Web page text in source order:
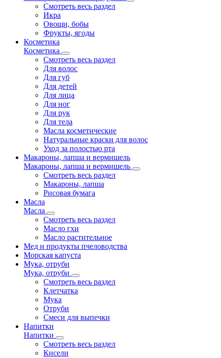
Смотреть весь раздел
Икра
Овощи, бобы
Фрукты, ягоды
Косметика
Косметика
Смотреть весь раздел
Для волос
Для губ
Для детей
Для лица
Для ног
Для рук
Для тела
Масла косметические
Натуральные краски для волос
Уход за полостью рта
Макароны, лапша и вермишель
Макароны, лапша и вермишель
Смотреть весь раздел
Макароны, лапша
Рисовая бумага
Масла
Масла
Смотреть весь раздел
Масло гхи
Масло растительное
Мед и продукты пчеловодства
Морская капуста
Мука, отруби
Мука, отруби
Смотреть весь раздел
Клетчатка
Мука
Отруби
Смеси для выпечки
Напитки
Напитки
Смотреть весь раздел
Кисели